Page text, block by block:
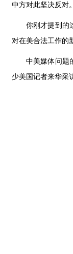
中方对此坚决反对
你刚才提到的
对在美合法工作的
中美媒体问题
少美国记者来华采